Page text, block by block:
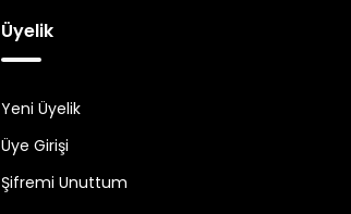
Üyelik
Yeni Üyelik
Üye Girişi
Şifremi Unuttum